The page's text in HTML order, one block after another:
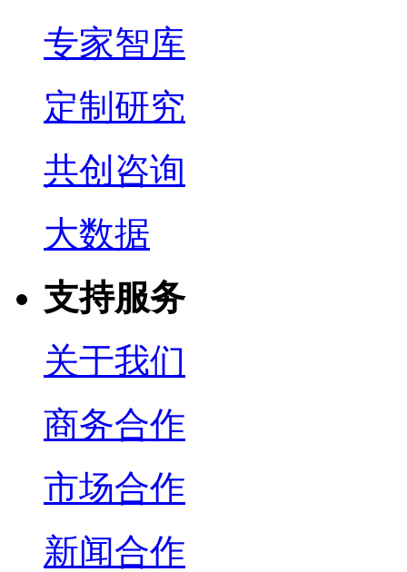
专家智库
定制研究
共创咨询
大数据
支持服务
关于我们
商务合作
市场合作
新闻合作